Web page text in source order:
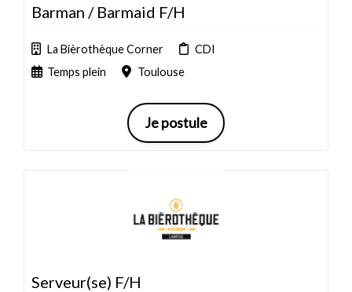
Barman / Barmaid F/H
La Bièrothèque Corner
CDI
Temps plein
Toulouse
Je postule
Serveur(se) F/H